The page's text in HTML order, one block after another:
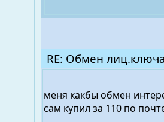
RE: Обмен
меня какбы обмен
сам купил за 110 по